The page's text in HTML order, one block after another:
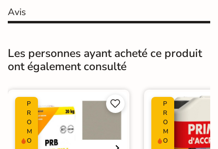
Masse colorée Oui
rectifié
Finition Mate
Surface Lisse
Nombres de
tampons
Résistant au Gel
Avis
Les personnes ayant acheté ce produit
ont également consulté
P
R
O
M
O


P
R
O
M
O